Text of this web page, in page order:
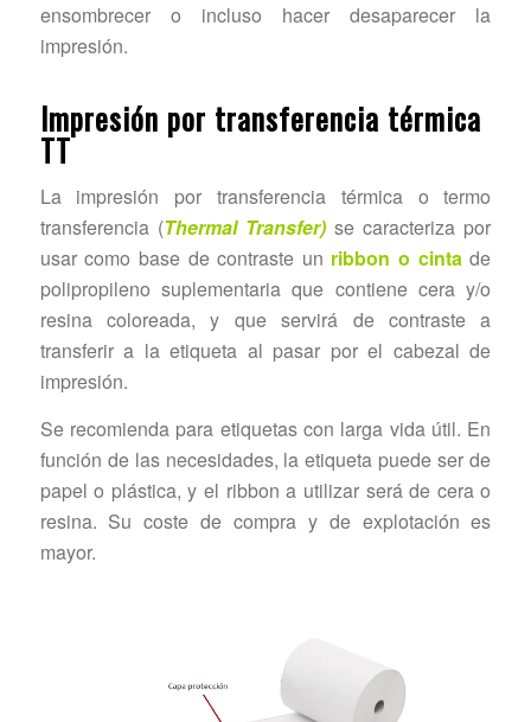
ensombrecer o incluso hacer desaparecer la
impresión.
Impresión por transferencia térmica
TT
La impresión por transferencia térmica o termo
transferencia (Thermal Transfer)se caracteriza por
usar como base de contraste un ribbon o cintade
polipropileno suplementaria que contiene cera y/o
resina coloreada, y que servirá de contraste a
transferir a la etiqueta al pasar por el cabezal de
impresión.
Se recomienda para etiquetas con larga vida útil. En
función de las necesidades, la etiqueta puede ser de
papel o plástica, y el ribbon a utilizar será de cera o
resina. Su coste de compra y de explotación es
mayor.